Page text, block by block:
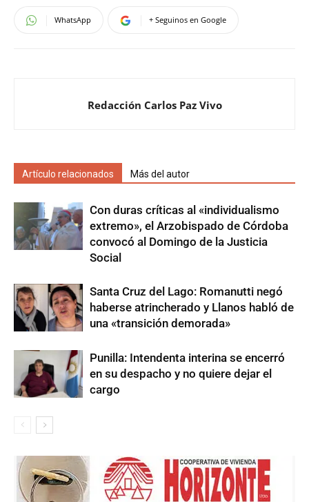
WhatsApp + Seguinos en Google
Redacción Carlos Paz Vivo
Artículo relacionados Más del autor
Con duras críticas al «individualismo
extremo», el Arzobispado de Córdoba
convocó al Domingo de la Justicia
Social
Santa Cruz del Lago: Romanutti negó
haberse atrincherado y Llanos habló de
una «transición demorada»
Punilla: Intendenta interina se encerró
en su despacho y no quiere dejar el
cargo